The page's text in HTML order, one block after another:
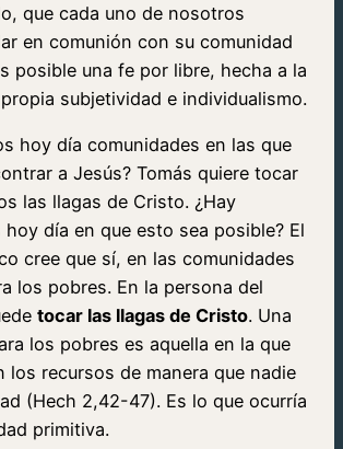
que cada uno de nosotros
en comunión con su comunidad
posible una fe por libre, hecha a la
subjetividad e individualismo.
hoy día comunidades en las que
a Jesús? Tomás quiere tocar
las llagas de Cristo. ¿Hay
día en que esto sea posible? El
cree que sí, en las comunidades
los pobres. En la persona del
tocar las llagas de Cristo. Una
los pobres es aquella en la que
los recursos de manera que nadie
(Hech 2,42-47). Es lo que ocurría
primitiva.